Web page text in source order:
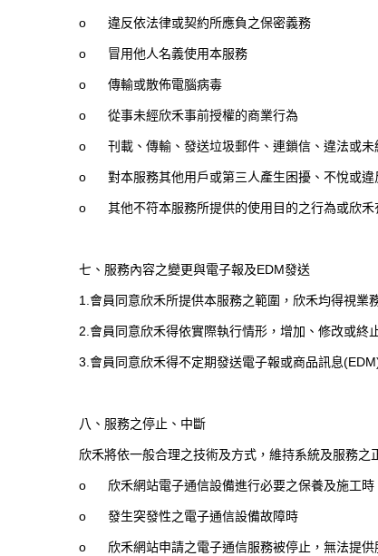
o 違反依法律或契約所應負之保密義務
o 冒用他人名義使用本服務
o 傳輸或散佈電腦病毒
o 從事未經欣禾事前授權的商業行為
o 刊載、傳輸、發送垃圾郵件、連鎖信、違法或
o 對本服務其他用戶或第三人產生困擾、不悅或
o 其他不符本服務所提供的使用目的之行為或欣
七、服務內容之變更與電子報及EDM發送
1. 會員同意欣禾所提供本服務之範圍，欣禾均得視業
2. 會員同意欣禾得依實際執行情形，增加、修改或終
3. 會員同意欣禾得不定期發送電子報或商品訊息
八、服務之停止、中斷
欣禾將依一般合理之技術及方式，維持系統及服務
o 欣禾網站電子通信設備進行必要之保養及施工時
o 發生突發性之電子通信設備故障時
o 欣禾網站申請之電子通信服務被停止，無法提供